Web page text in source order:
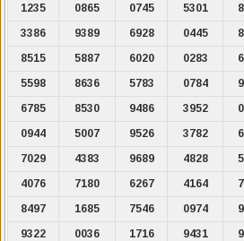
1235
0865 0745 5301
3386
9389 6928 0445
8515
5887 6020 0283
5598
8636 5783 0784
6785
8530 9486 3952
0944
5007 9526 3782
7029
4383 9689 4828
4076
7180 6267 4164
8497
1685 7546 0974
9322
0036 1716 9431